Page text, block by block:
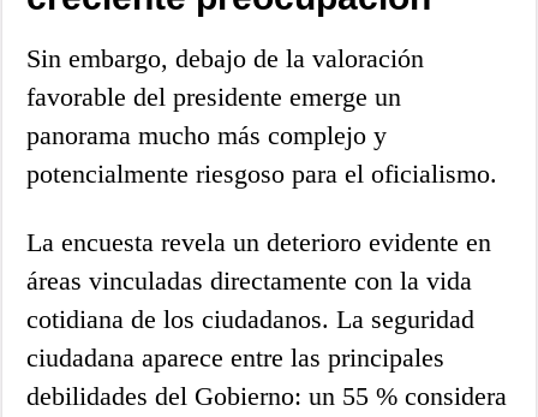
Sin embargo, debajo de la valoración
favorable del presidente emerge un
panorama mucho más complejo y
potencialmente riesgoso para el oficialismo.
La encuesta revela un deterioro evidente en
áreas vinculadas directamente con la vida
cotidiana de los ciudadanos. La seguridad
ciudadana aparece entre las principales
debilidades del Gobierno: un 55 % considera